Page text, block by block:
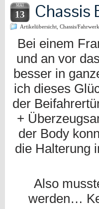
MAI
13 Chassis
Artikelübersicht Chassis/Fahrwerk
Bei einem
und an vor
besser in
ich dieses
der
+
der Body
die Halterung
Also
werden…